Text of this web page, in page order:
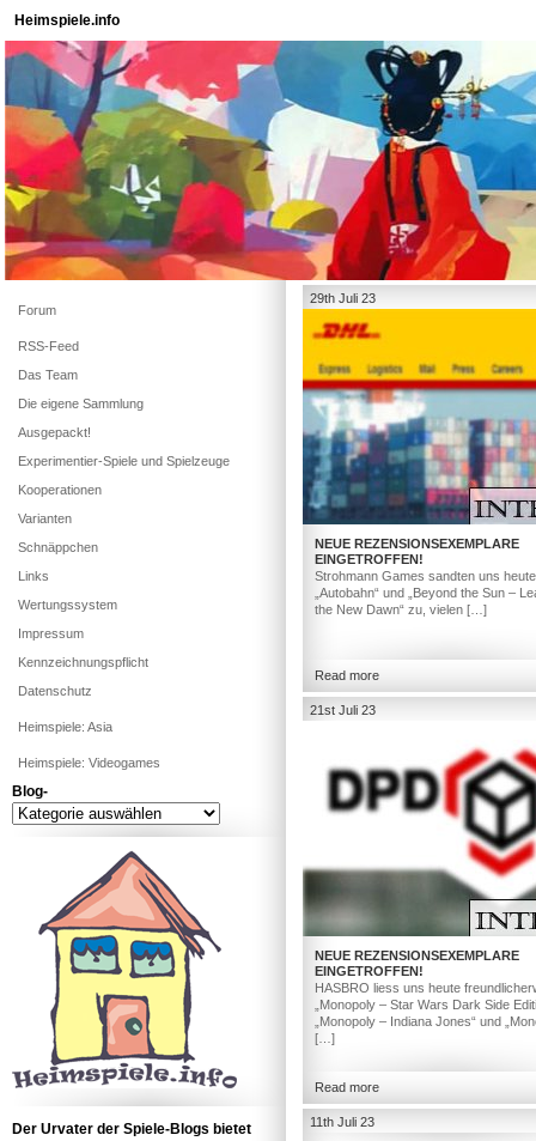
Heimspiele.info
29th Juli 23
NEUE REZENSIONSEXEMPLARE
EINGETROFFEN!
Strohmann Games sandten uns heute
„Autobahn“ und „Beyond the Sun –
the New Dawn“ zu, vielen […]
Read more
21st Juli 23
NEUE REZENSIONSEXEMPLARE
EINGETROFFEN!
HASBRO liess uns heute
„Monopoly – Star Wars Dark Side
„Monopoly – Indiana Jones“ und
[…]
Read more
11th Juli 23
Forum
RSS-Feed
Das Team
Die eigene Sammlung
Ausgepackt!
Experimentier-Spiele und Spielzeuge
Kooperationen
Varianten
Schnäppchen
Links
Wertungssystem
Impressum
Kennzeichnungspflicht
Datenschutz
Heimspiele: Asia
Heimspiele: Videogames
Blog-
Blog-
Der Urvater der Spiele-Blogs bietet